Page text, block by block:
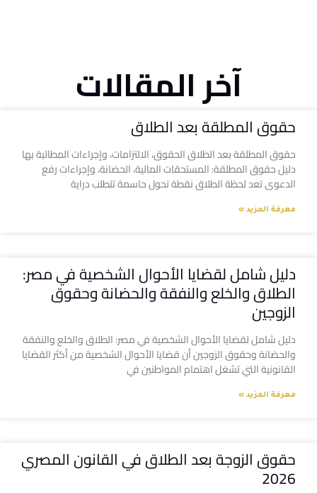
آخر المقالات
حقوق المطلقة بعد الطلاق
حقوق المطلقة بعد الطلاق الحقوق، الالتزامات، وإجراءات المطالبة بها
دليل حقوق المطلقة: المستحقات المالية، الحضانة، وإجراءات رفع
الدعوى تعد لحظة الطلاق نقطة تحول حاسمة تتطلب دراية
معرفة المزيد »
دليل شامل لقضايا الأحوال الشخصية في مصر:
الطلاق والخلع والنفقة والحضانة وحقوق
الزوجين
دليل شامل لقضايا الأحوال الشخصية في مصر: الطلاق والخلع والنفقة
والحضانة وحقوق الزوجين أن قضايا الأحوال الشخصية من أكثر القضايا
القانونية التي تشغل اهتمام المواطنين في
معرفة المزيد »
حقوق الزوجة بعد الطلاق في القانون المصري
2026